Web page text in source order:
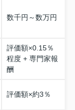
数千円～数万円
評価額×0.15％
程度 + 専門家報
酬
評価額×約3％